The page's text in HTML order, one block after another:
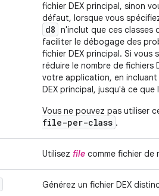
fichier DEX principal, sinon
défaut, lorsque vous
d8 n'inclut que ces classes
faciliter le débogage des
fichier DEX principal. Si vous
réduire le nombre de fichiers
votre application, en
DEX principal, jusqu'à ce
Vous ne pouvez pas utiliser
file-per-class .
Utilisez file comme fichier de
Générez un fichier DEX